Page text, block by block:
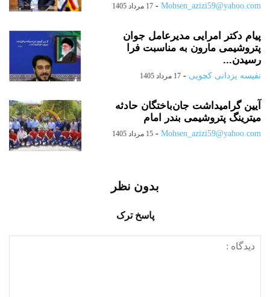
Mohsen_azizi59@yahoo.com
- 17 مرداد 1405
پیام دکتر امرایی مدیرعامل جوان
پتروشیمی مارون به مناسبت فرا
رسیدن...
نفیسه یزدانی کچویی - 17 مرداد 1405
آیین گرامیداشت جان‌باختگان حادثه
میترینگ پتروشیمی بندر امام
Mohsen_azizi59@yahoo.com
- 15 مرداد 1405
بدون نظر
پاسخ ترک